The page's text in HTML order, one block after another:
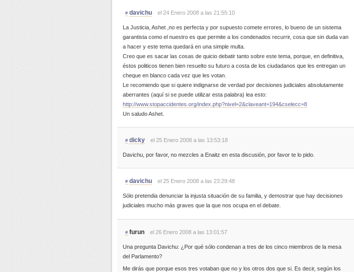
# davichu el 24 Enero 2008 a las 21:55:10
La Justicia, Ashet ,no es perfecta y por supuesto comete errores, lo bueno de un sistema
garantista como el nuestro es que permite a los condenados recurrir, cosa que sin duda van
a hacer y este tema quedará en una simple multa.
Creo que es sacar las cosas de quicio debatir tanto sobre este tema, porque, en definitiva,
éstos politicos tienen bien resuelto su futuro a costa de los ciudadanos que les entregan un
cheque en blanco cada vez que les votan.
Le recomiendo que si quiere indignarse de verdad por decisiones judiciales absolutamente
aberrantes (aquí si se puede utilizar esta palabra) lea esto:
http://www.stopaccidentes.org/index.php?nivel=2&claveant=194&cselecc=8
Un saludo Ashet.
# dicky el 25 Enero 2008 a las 13:53:18
Davichu, por favor, no mezcles a Enaitz en esta discusión, por favor te lo pido.
# davichu el 25 Enero 2008 a las 23:29:48
Sólo pretendia denunciar la injusta situación de su familia, y demostrar que hay decisiones
judiciales mucho más graves que la que nos ocupa en el debate.
# furun el 26 Enero 2008 a las 13:01:57
Una pregunta Davichu: ¿Por qué sólo condenan a tres de los cinco miembros de la mesa
del Parlamento?
Me dirás que porque esos tres votaban que no y los otros dos que si. Es decir, según los